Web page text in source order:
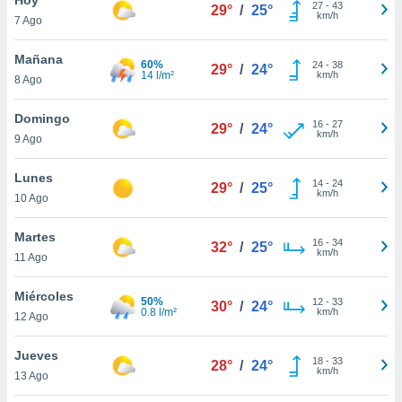
en
más
nuestra
de
cookies
aceptar
7 Ago
29° / 25° 27- 43
km/h
Mañana
8 Ago
60%
14 l/m²
29° / 24° 24- 38
km/h
Domingo
9 Ago
29° / 24° 16- 27
km/h
Lunes
10 Ago
29° / 25° 14- 24
km/h
Martes
11 Ago
32° / 25° 16- 34
km/h
Miércoles
12 Ago
50%
0.8 l/m²
30° / 24° 12- 33
km/h
Jueves
13 Ago
28° / 24° 18- 33
km/h